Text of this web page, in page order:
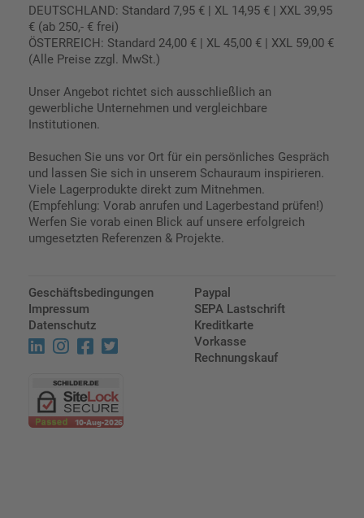
DEUTSCHLAND: Standard 7,95 € | XL 14,95 € | XXL 39,95
€ (ab 250,- € frei)
ÖSTERREICH: Standard 24,00 € | XL 45,00 € | XXL 59,00 €
(Alle Preise zzgl. MwSt.)
Unser Angebot richtet sich ausschließlich an
gewerbliche Unternehmen und vergleichbare
Institutionen.
Besuchen Sie uns vor Ort für ein persönliches Gespräch
und lassen Sie sich in unserem Schauraum inspirieren.
Viele Lagerprodukte direkt zum Mitnehmen.
(Empfehlung: Vorab anrufen und Lagerbestand prüfen!)
Werfen Sie vorab einen Blick auf unsere erfolgreich
umgesetzten Referenzen & Projekte.
Geschäftsbedingungen
Impressum
Datenschutz
Paypal
SEPA Lastschrift
Kreditkarte
Vorkasse
Rechnungskauf